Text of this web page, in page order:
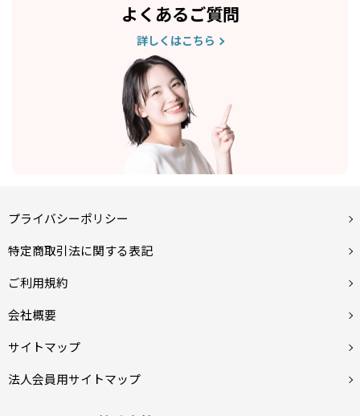
よくあるご質問
詳しくはこちら
プライバシーポリシー
特定商取引法に関する表記
ご利用規約
会社概要
サイトマップ
法人会員用サイトマップ